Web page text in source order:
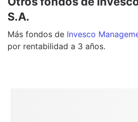
S.A.
Más fondos de Invesco
por rentabilidad a 3 años.